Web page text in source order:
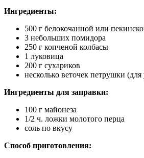
Ингредиенты:
500 г белокочанной или
3 небольших помидора
250 г копченой колбасы
1 луковица
200 г сухариков
несколько веточек петрушки
Ингредиенты для заправки:
100 г майонеза
1/2 ч. ложки молотого перца
соль по вкусу
Способ приготовления: